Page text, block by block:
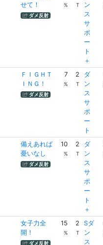
せて！
ダメ反射
% T
ン
ス
サ
ポ
ー
ト
＋
ＦＩＧＨＴ
ＩＮＧ！
ダメ反射
7
%
2
T
ダ
ン
ス
サ
ポ
ー
ト
備えあれば
憂いなし
ダメ反射
10
%
2
T
ダ
ン
ス
サ
ポ
ー
ト
＋
女子力全
開！
ダメ反射
15
%
2
T
Sダ
ン
ス